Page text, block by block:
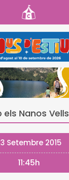
Nanos Vells
Setembre 2015
11:45h